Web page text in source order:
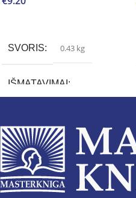
SVORIS 0.43 kg
IŠMATAVIMAI